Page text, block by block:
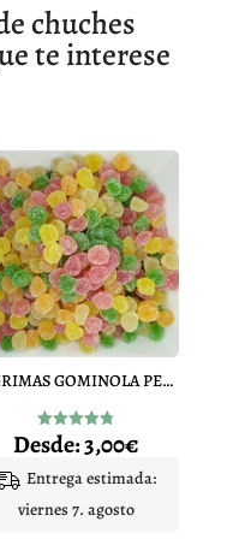
chuches
te interese
LÁGRIMAS GOMINOLA PEQUEÑA
Valorado
con
de 5
Desde:3,00€
Entrega estimada:
viernes 7. agosto